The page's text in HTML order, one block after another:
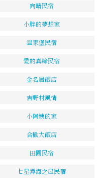
向晴民宿
小胖的夢想家
溫家堡民宿
愛的真締民宿
金名居飯店
吉野村風情
小阿姨的家
合歡大飯店
田園民宿
七星潭海之屋民宿